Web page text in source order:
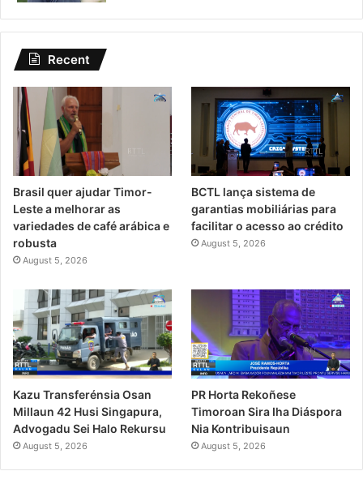
Recent
Brasil quer ajudar Timor-
Leste a melhorar as
variedades de café arábica e
robusta
August 5, 2026
BCTL lança sistema de
garantias mobiliárias para
facilitar o acesso ao crédito
August 5, 2026
Kazu Transferénsia Osan
Millaun 42 Husi Singapura,
Advogadu Sei Halo Rekursu
August 5, 2026
PR Horta Rekoñese
Timoroan Sira Iha Diáspora
Nia Kontribuisaun
August 5, 2026